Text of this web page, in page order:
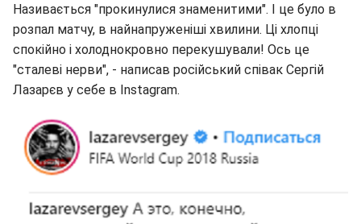
Називається "прокинулися знаменитими". І це було в
розпал матчу, в найнапруженіші хвилини. Ці хлопці
спокійно і холоднокровно перекушували! Ось це
"сталеві нерви", - написав російський співак Сергій
Лазарєв у себе в Іnstagram.